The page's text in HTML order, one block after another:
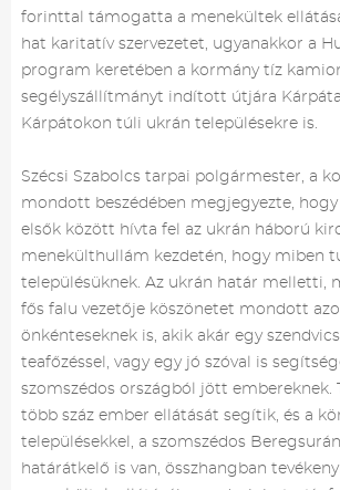
forinttal támogatta a menekültek
hat karitatív szervezetet, ugyanakkor a
program keretében a kormány tíz
segélyszállítmányt indított útjára
Kárpátokon túli ukrán településekre is.
Szécsi Szabolcs tarpai polgármester, a
mondott beszédében megjegyezte,
elsők között hívta fel az ukrán háború
menekülthullám kezdetén, hogy miben
településüknek. Az ukrán határ melletti,
fős falu vezetője köszönetet mondott
önkénteseknek is, akik akár egy
teafőzéssel, vagy egy jó szóval is
szomszédos országból jött embereknek.
több száz ember ellátását segítik, és a
településekkel, a szomszédos
határátkelő is van, összhangban